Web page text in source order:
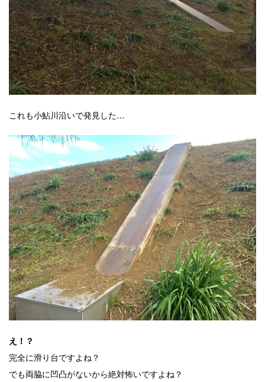
これも小鮎川沿いで発見した…
え！？
完全に滑り台ですよね？
でも両脇に凹凸がないから絶対怖いですよね？